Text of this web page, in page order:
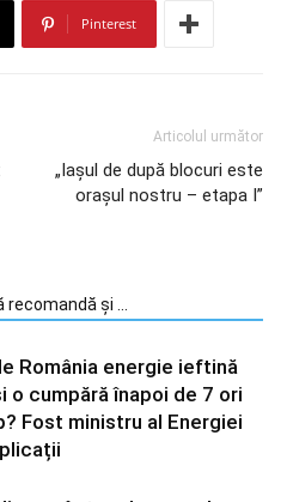
Pinterest
Articolul următor
„Iașul de după blocuri este
orașul nostru – etapa I”
recomandă și ...
România energie ieftină
o cumpără înapoi de 7 ori
Fost ministru al Energiei